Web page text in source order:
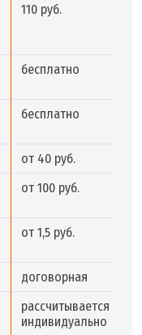
110 руб.
бесплатно
бесплатно
от 40 руб.
от 100 руб.
от 1,5 руб.
договорная
рассчитывается
индивидуально